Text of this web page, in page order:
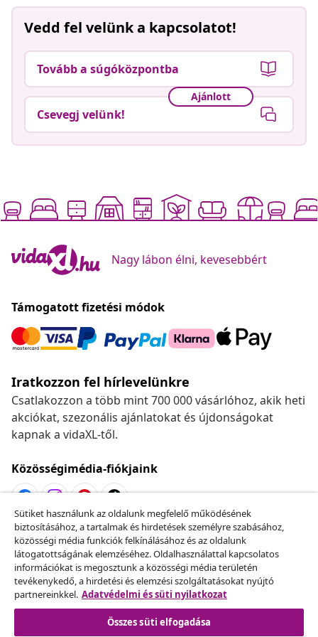
Vedd fel velünk a kapcsolatot!
Tovább a súgóközpontba
Ajánlott
Csevegj velünk!
Nagy lábon élni, kevesebbért
Támogatott fizetési módok
Iratkozzon fel hírlevelünkre
Csatlakozzon a több mint 700 000 vásárlóhoz, akik heti
akciókat, szezonális ajánlatokat és újdonságokat
kapnak a vidaXL-től.
Közösségimédia-fiókjaink
Szerződéstől való elállás
Küldj be egy rendelés lemondására vonatkozó
kérelmet.
Szerződéstől való elállás
Sütiket használunk az oldalunk megfelelő működésének
biztosításához, a tartalmak és hirdetések személyre szabásához,
közösségi média funkciók felkínálásához és az oldalunk
látogatottságának elemzéséhez. Oldalhasználattal kapcsolatos
információkat is megosztunk a közösségi média területén
tevékenykedő, a hirdetési és elemzési szolgáltatásokat nyújtó
partnereinkkel. Adatvédelmi és süti nyilatkozat
Összes süti elfogadása